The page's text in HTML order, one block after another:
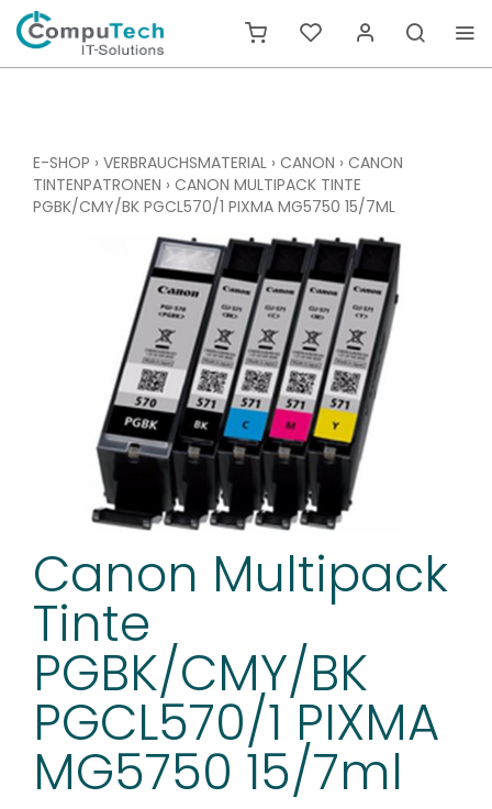
E-SHOP › VERBRAUCHSMATERIAL › CANON › CANON
TINTENPATRONEN › CANON MULTIPACK TINTE
PGBK/CMY/BK PGCL570/1 PIXMA MG5750 15/7ML
Canon Multipack
Tinte
PGBK/CMY/BK
PGCL570/1 PIXMA
MG5750 15/7ml